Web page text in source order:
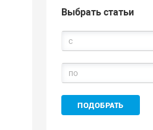
Выбрать статьи